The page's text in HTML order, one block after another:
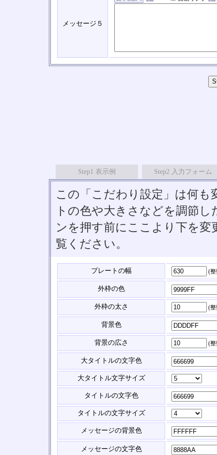
メッセージ５
Step1 表示例 Step2 入力フォーム
この「こだわり設定」は何
トの色や大きさなどを調節
ンを押す前にここより下を
覧ください。
プレートの幅 (
外枠の色
外枠の太さ (
背景色
背景の広さ (
大タイトルの文字色
大タイトル文字サイズ
タイトルの文字色
タイトルの文字サイズ
メッセージの背景色
メッセージの文字色